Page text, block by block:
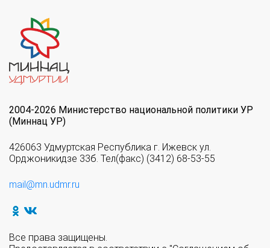
2004-2026 Министерство национальной политики УР
(Миннац УР)
426063 Удмуртская Республика г. Ижевск ул.
Орджоникидзе 33б. Тел(факс) (3412) 68-53-55
mail@mn.udmr.ru
Все права защищены.